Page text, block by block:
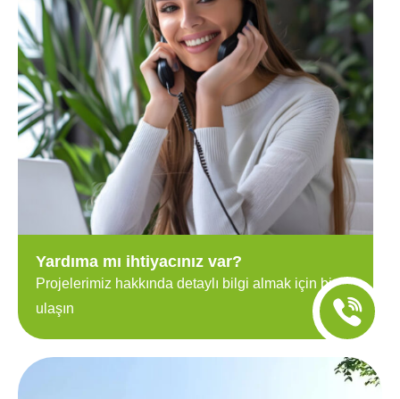
Yardıma mı ihtiyacınız var?
Projelerimiz hakkında detaylı bilgi almak için bize
ulaşın